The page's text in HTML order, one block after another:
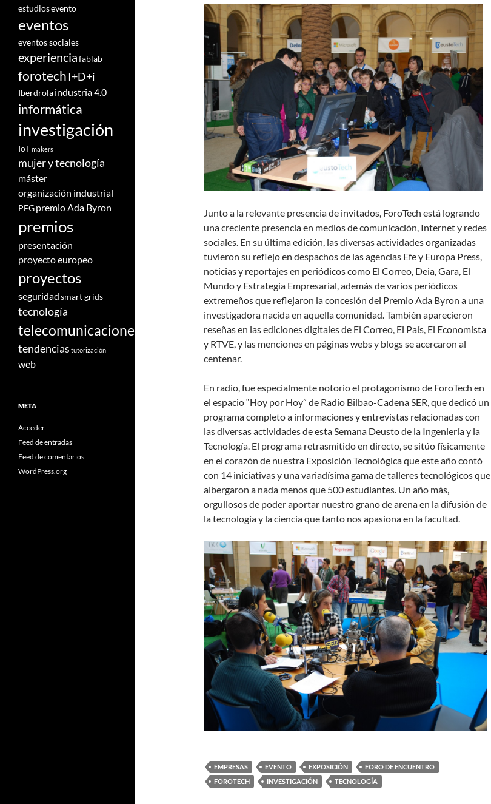
Junto a la relevante presencia de invitados, ForoTech está logrando
una creciente presencia en medios de comunicación, Internet y redes
sociales. En su última edición, las diversas actividades organizadas
tuvieron su reflejo en despachos de las agencias Efe y Europa Press,
noticias y reportajes en periódicos como El Correo, Deia, Gara, El
Mundo y Estrategia Empresarial, además de varios periódicos
extremeños que reflejaron la concesión del Premio Ada Byron a una
investigadora nacida en aquella comunidad. También aparecieron
reseñas en las ediciones digitales de El Correo, El País, El Economista
y RTVE, y las menciones en páginas webs y blogs se acercaron al
centenar.
En radio, fue especialmente notorio el protagonismo de ForoTech en
el espacio “Hoy por Hoy” de Radio Bilbao-Cadena SER, que dedicó un
programa completo a informaciones y entrevistas relacionadas con
las diversas actividades de esta Semana Deusto de la Ingeniería y la
Tecnología. El programa retrasmitido en directo, se sitúo físicamente
en el corazón de nuestra Exposición Tecnológica que este año contó
con 14 iniciativas y una variadísima gama de talleres tecnológicos que
albergaron a nada menos que 500 estudiantes. Un año más,
orgullosos de poder aportar nuestro grano de arena en la difusión de
la tecnología y la ciencia que tanto nos apasiona en la facultad.
EMPRESAS EVENTO EXPOSICIÓN
FORO DE ENCUENTRO
FOROTECH
INVESTIGACIÓN TECNOLOGÍA
estudiosevento
eventos
eventos sociales
experienciafablab
forotechI+D+i
Iberdrolaindustria 4.0
informática
investigación
IoTmakers
mujer y tecnología
máster
organización industrial
PFGpremio Ada Byron
premios
presentación
proyecto europeo
proyectos
seguridadsmart grids
tecnología
telecomunicaciones
tendencias tutorización
web
META
Acceder
Feed de entradas
Feed de comentarios
WordPress.org